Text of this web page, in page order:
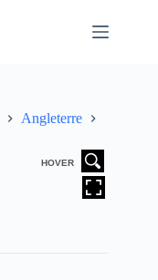
Angleterre
HOVER